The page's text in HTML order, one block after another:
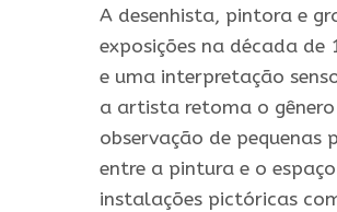
A desenhista, pintora e
exposições na década
e uma interpretação
a artista retoma o
observação de pequenas
entre a pintura e o
instalações pictóricas